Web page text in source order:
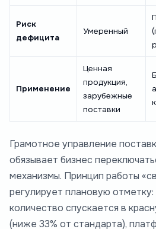
Риск
дефицита
Умеренный
Применение
Ценная
продукция,
зарубежные
поставки
Грамотное управление
обязывает бизнес
механизмы. Принцип работы
регулирует плановую отметку:
количество спускается в
(ниже 33% от стандарта),